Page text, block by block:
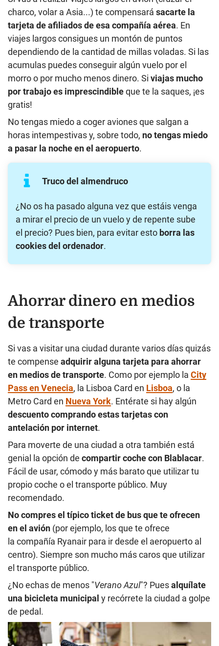
charco, volar a Asia...) te compensará sacarte la
tarjeta de afiliados de esa compañía aérea. En
viajes largos consigues un montón de puntos
dependiendo de la cantidad de millas voladas. Si las
acumulas puedes conseguir algún vuelo por el
morro o por mucho menos dinero. Si viajas mucho
por trabajo es imprescindibleque te la saques, ¡es
gratis!
No tengas miedo a coger aviones que salgan a
horas intempestivas y, sobre todo, no tengas miedo
a pasar la noche en el aeropuerto.
Truco del almendruco
¿No os ha pasado alguna vez que estáis venga
a mirar el precio de un vuelo y de repente sube
el precio? Pues bien, para evitar esto borra las
cookies del ordenador.
Ahorrar dinero en medios
de transporte
Si vas a visitar una ciudad durante varios días quizás
te compense adquirir alguna tarjeta para ahorrar
en medios de transporte. Como por ejemplo la City
Passen Venecia, la Lisboa Card en Lisboa, o la
Metro Card en Nueva York. Entérate si hay algún
descuento comprando estas tarjetas con
antelación por internet.
Para moverte de una ciudad a otra también está
genial la opción de compartir coche con Blablacar.
Fácil de usar, cómodo y más barato que utilizar tu
propio coche o el transporte público. Muy
recomendado.
No compres el típico ticket de bus que te ofrecen
en el avión (por ejemplo, los que te ofrece
la compañía Ryanair para ir desde el aeropuerto al
centro). Siempre son mucho más caros que utilizar
el transporte público.
¿No echas de menos "Verano Azul"? Puesalquílate
una bicicleta municipal y recórrete la ciudad a golpe
de pedal.